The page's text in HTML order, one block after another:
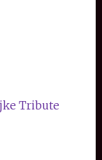
Tribute